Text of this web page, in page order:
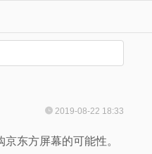
2019-08-22 18:33
东方屏幕的可能性。